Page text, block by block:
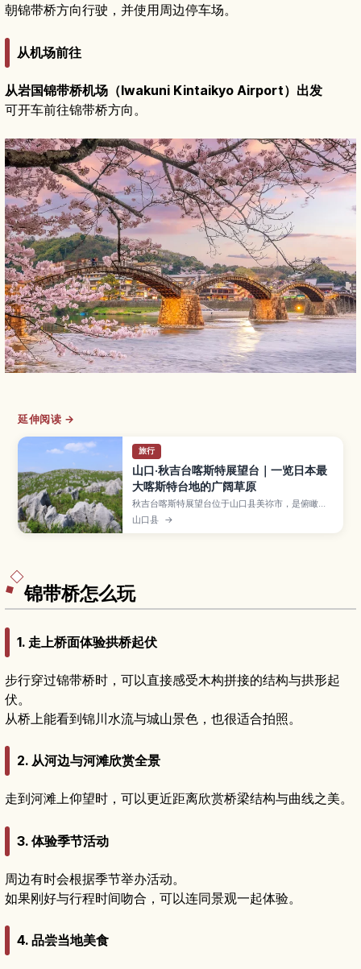
朝锦带桥方向行驶，并使用周边停车场。
从机场前往
从岩国锦带桥机场（Iwakuni Kintaikyo Airport）出发
可开车前往锦带桥方向。
延伸阅读 →
旅行
山口·秋吉台喀斯特展望台｜一览日本最
大喀斯特台地的广阔草原
秋吉台喀斯特展望台位于山口县美祢市，是俯瞰日
本最大喀斯特台地的绝佳观景点，一望无际的草原
与白色石灰岩构成壮阔景色。文章将介绍四季不同
山口县 →
锦带桥怎么玩
1. 走上桥面体验拱桥起伏
步行穿过锦带桥时，可以直接感受木构拼接的结构与拱形起
伏。
从桥上能看到锦川水流与城山景色，也很适合拍照。
2. 从河边与河滩欣赏全景
走到河滩上仰望时，可以更近距离欣赏桥梁结构与曲线之美。
3. 体验季节活动
周边有时会根据季节举办活动。
如果刚好与行程时间吻合，可以连同景观一起体验。
4. 品尝当地美食